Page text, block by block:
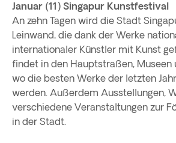
Januar (11) Singapur Kunstfestival
An zehn Tagen wird die Stadt
Leinwand, die dank der Werke
internationaler Künstler mit Kunst
findet in den Hauptstraßen, Museen
wo die besten Werke der letzten
werden. Außerdem Ausstellungen,
verschiedene Veranstaltungen zur
in der Stadt.